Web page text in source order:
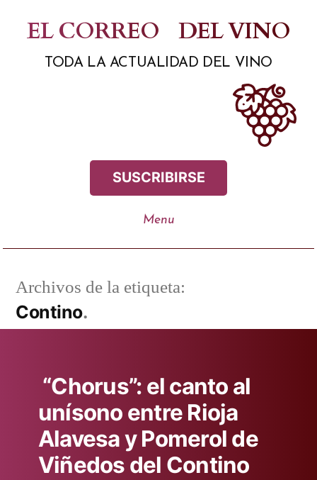
contenido
EL CORREO DEL VINO
TODA LA ACTUALIDAD DEL VINO
SUSCRIBIRSE
Archivos de la etiqueta:
Contino
“Chorus”: el canto al
unísono entre Rioja
Alavesa y Pomerol de
Viñedos del Contino